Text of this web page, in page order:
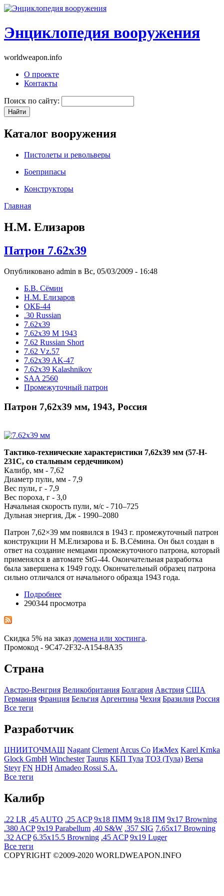
Энциклопедия вооружения
worldweapon.info
О проекте
Контакты
Поиск по сайту:
Каталог вооружения
Пистолеты и револьверы
Боеприпасы
Конструкторы
Главная
Н.М. Елизаров
Патрон 7.62х39
Опубликовано admin в Вс, 05/03/2009 - 16:48
Б.В. Сёмин
Н.М. Елизаров
ОКБ-44
.30 Russian
7.62x39
7.62x39 М 1943
7.62 Russian Short
7.62 Vz.57
7.62x39 AK-47
7.62x39 Kalashnikov
SAA 2560
Промежуточный патрон
Патрон 7,62х39 мм, 1943, Россия
Тактико-технические характеристики 7,62х39 мм (57-H-
231C, со стальным сердечником)
Калибр, мм - 7,62
Диаметр пули, мм - 7,9
Вес пули, г - 7,9
Вес пороха, г - 3,0
Начальная скорость пули, м/с - 710–725
Дульная энергия, Дж - 1990–2080
Патрон 7,62×39 мм появился в 1943 г. промежуточный патрон
конструкции Н М.Елизарова и Б. В.Сёмина. Он был создан в
ответ на создание немцами промежуточного патрона, который
применялся в автомате StG-44. Окончательная разработка
была завершена к 1949 году. Окончательный образец патрона
сильно отличался от начального образца 1943 года.
Подробнее
290344 просмотра
Скидка 5% на заказ домена или хостинга.
Промокод - 9C47-2F32-A154-8A35
Страна
Австро-Венгрия Великобритания Болгария Австрия США
Германия Франция Бельгия Аргентина Чехия Бразилия Росcия
Все теги
Разработчик
ЦНИИТОЧМАШ Nagant ClementArcus Co ИжМех Karel Krnka
Glock GmbH Winchester Taurus КБП Тула ТОЗ (Тула) Bersa
Steyr FN HDH Amadeo Rossi S.A.
Все теги
Калибр
.22 LR .45 AUTO .25 ACP 9x18 ПММ 9x18 ПМ 9x17 Browning
.380 ACP 9x19 Parabellum .40 S&W .357 SIG 7.65x17 Browning
.32 ACP 6.35x15.5 Browning .45 ACP 9x19 Luger
Все теги
COPYRIGHT ©2009-2020 WORLDWEAPON.INFO